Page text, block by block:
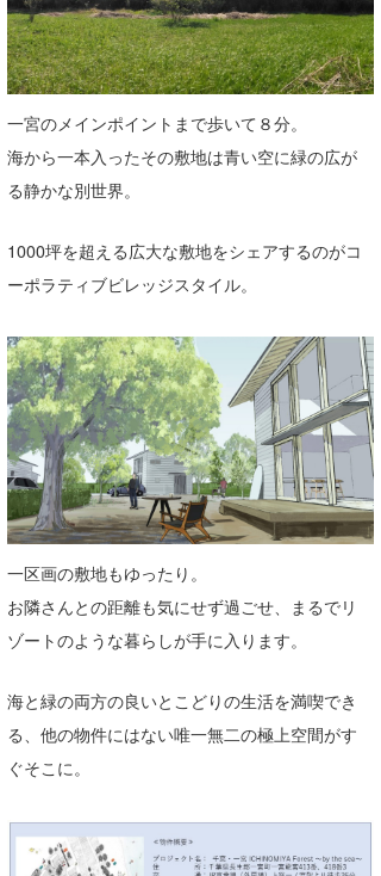
一宮のメインポイントまで歩いて８分。
海から一本入ったその敷地は青い空に緑の広が
る静かな別世界。
1000坪を超える広大な敷地をシェアするのがコ
ーポラティブビレッジスタイル。
一区画の敷地もゆったり。
お隣さんとの距離も気にせず過ごせ、まるでリ
ゾートのような暮らしが手に入ります。
海と緑の両方の良いとこどりの生活を満喫でき
る、他の物件にはない唯一無二の極上空間がす
ぐそこに。
小川予報士
上田純子
上條将美
唐澤予報士
ゴン
wanda
予報士 hiro.
banpaku
Mr.K
chappy
Romisea